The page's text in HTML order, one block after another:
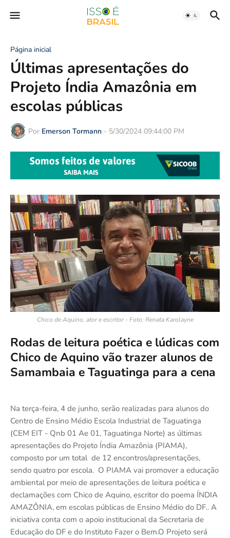
Página inicial
Últimas apresentações do
Projeto Índia Amazônia em
escolas públicas
Por Emerson Tormann - 5/30/2024 09:44:00 PM
Chico de Aquino, ator e escritor - Foto: Renata Karolayne
Rodas de leitura poética e lúdicas com
Chico de Aquino vão trazer alunos de
Samambaia e Taguatinga para a cena
Na terça-feira, 4 de junho, serão realizadas para alunos do
Centro de Ensino Médio Escola Industrial de Taguatinga
(CEM EIT - Qnb 01 Ae 01, Taguatinga Norte) as últimas
apresentações do Projeto Índia Amazônia (PIAMA),
composto por um total de 12 encontros/apresentações,
sendo quatro por escola. O PIAMA vai promover a educação
ambiental por meio de apresentações de leitura poética e
declamações com Chico de Aquino, escritor do poema ÍNDIA
AMAZÔNIA, em escolas públicas de Ensino Médio do DF.. A
iniciativa conta com o apoio institucional da Secretaria de
Educação do DF e do Instituto Fazer o Bem.O Projeto será